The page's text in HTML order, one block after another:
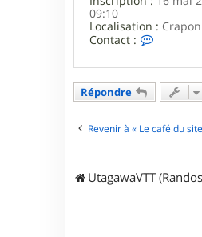
09:10
Localisation :
Contact :
n
c
e
a
Répondre
Revenir à « Le café du
UtagawaVTT